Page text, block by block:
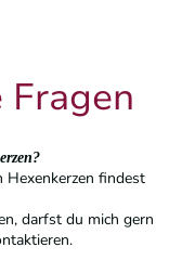
findest
darfst du mich gern